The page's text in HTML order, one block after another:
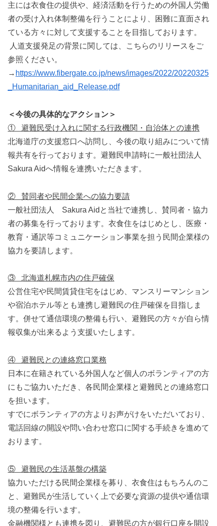
主には衣食住の提供や、経済活動を行うための外国人労働
者の受け入れ体制整備を行うことにより、困難に直面され
ている方々に対して支援することを目指しております。
人道支援発足の背景に関しては、こちらのリリースをご
参照ください。
→ https://www.fibergate.co.jp/news/images/2022/20220325
_Humanitarian_aid_Release.pdf
＜今後の具体的なアクション＞
① 避難民受け入れに関する行政機関・自治体との連携
北海道庁の支援窓口へ訪問し、今後の取り組みについて情
報共有を行っております。避難民申請時に一般社団法人
Sakura Aidへ情報を連携いただきます。
② 賛同者や民間企業への協力要請
一般社団法人 Sakura Aidと当社で連携し、賛同者・協力
者の募集を行っております。衣食住をはじめとし、医療・
教育・通訳等コミュニケーション事業を担う民間企業様の
協力を要請します。
③ 北海道札幌市内の住戸確保
公営住宅や民間賃貸住宅をはじめ、マンスリーマンション
や宿泊ホテル等とも連携し避難民の住戸確保を目指しま
す。併せて通信環境の整備も行い、避難民の方々が自ら情
報収集が出来るよう支援いたします。
④ 避難民との連絡窓口業務
日本に在籍されている外国人など個人のボランティアの方
にもご協力いただき、各民間企業様と避難民との連絡窓口
を担います。
すでにボランティアの方よりお声がけをいただいており、
電話回線の開設や問い合わせ窓口に関する手続きを進めて
おります。
⑤ 避難民の生活基盤の構築
協力いただける民間企業様を募り、衣食住はもちろんのこ
と、避難民が生活していく上で必要な資源の提供や通信環
境の整備を行います。
金融機関様とも連携を図り、避難民の方が銀行口座を開設